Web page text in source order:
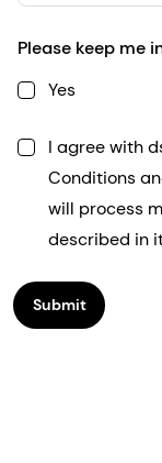
Please keep me
Yes
I agree with
Conditions
will process
described in
Submit